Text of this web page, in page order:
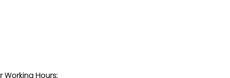
Working Hours: